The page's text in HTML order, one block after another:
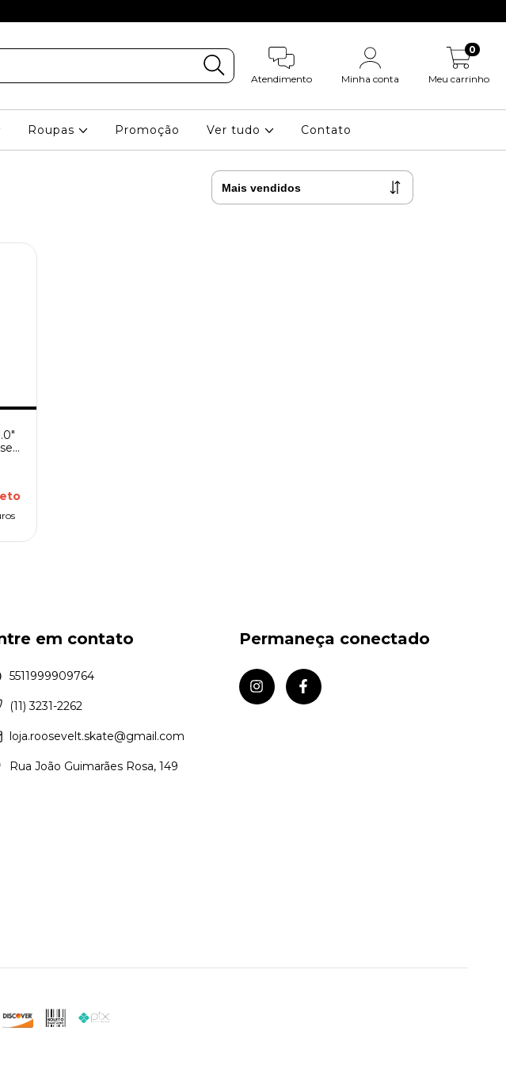
Atendimento Minha conta Meu carrinho
0
Roupas Promoção Ver tudo Contato
em contato
5511999909764
(11) 3231-2262
loja.roosevelt.skate@gmail.com
Rua João Guimarães Rosa, 149
Permaneça conectado